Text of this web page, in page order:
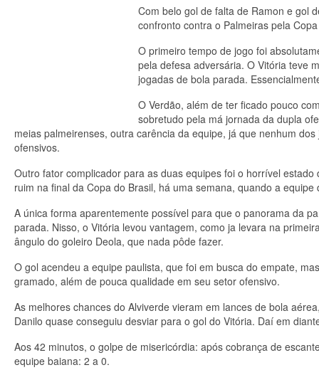
Com belo gol de falta de Ramon e gol
confronto contra o Palmeiras pela
O primeiro tempo de jogo foi
pela defesa adversária. O Vitória teve
jogadas de bola parada.
O Verdão, além de ter ficado pouco
sobretudo pela má jornada da dupla
meias palmeirenses, outra carência da equipe, já que nenhum
ofensivos.
Outro fator complicador para as duas equipes foi o horrível
ruim na final da Copa do Brasil, há uma semana, quando a
A única forma aparentemente possível para que o panorama da
parada. Nisso, o Vitória levou vantagem, como ja levara na
ângulo do goleiro Deola, que nada pôde fazer.
O gol acendeu a equipe paulista, que foi em busca do empate,
gramado, além de pouca qualidade em seu setor ofensivo.
As melhores chances do Alviverde vieram em lances de bola
Danilo quase conseguiu desviar para o gol do Vitória. Daí em
Aos 42 minutos, o golpe de misericórdia: após cobrança de
equipe baiana: 2 a 0.